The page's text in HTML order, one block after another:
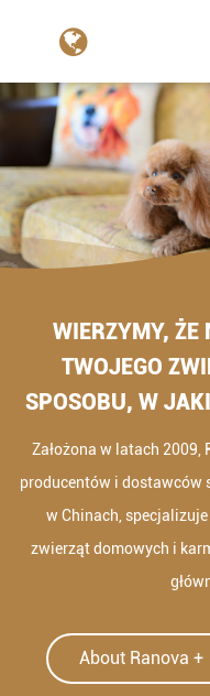
WIERZYMY, ŻE
TWOJEGO
SPOSOBU, W
Założona w latach 2009,
producentów i dostawców
w Chinach,
zwierząt domowych i
About Ranova +